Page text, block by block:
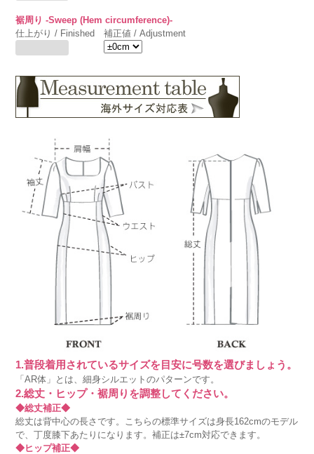
裾周り -Sweep (Hem circumference)-
仕上がり / Finished
補正値 / Adjustment
1.普段着用されているサイズを目安に号数を選びましょう。
「AR体」とは、細身シルエットのパターンです。
2.総丈・ヒップ・裾周りを調整してください。
◆総丈補正◆
総丈は背中心の長さです。こちらの標準サイズは身長162cmのモデル
で、丁度膝下あたりになります。補正は±7cm対応できます。
◆ヒップ補正◆